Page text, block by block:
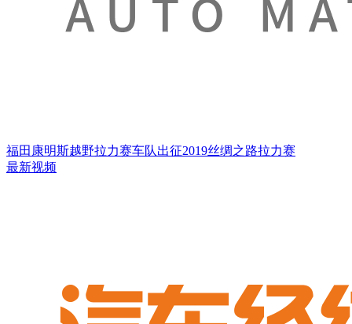
福田康明斯越野拉力赛车队出征2019丝绸之路拉力赛
最新视频